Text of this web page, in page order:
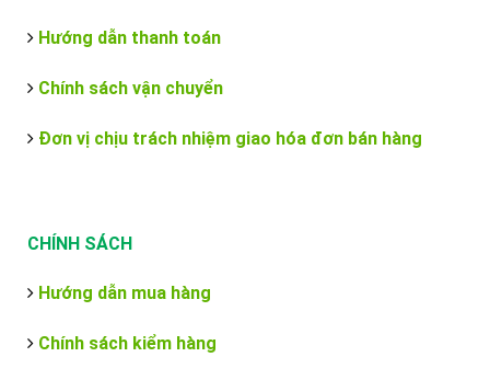
Hướng dẫn thanh toán
Chính sách vận chuyển
Đơn vị chịu trách nhiệm giao hóa đơn bán hàng
CHÍNH SÁCH
Hướng dẫn mua hàng
Chính sách kiểm hàng